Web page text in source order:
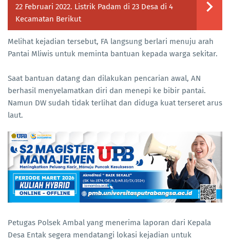
22 Februari 2022. Listrik Padam di 23 Desa di 4
Kecamatan Berikut
Melihat kejadian tersebut, FA langsung berlari menuju arah
Pantai Mliwis untuk meminta bantuan kepada warga sekitar.
Saat bantuan datang dan dilakukan pencarian awal, AN
berhasil menyelamatkan diri dan menepi ke bibir pantai.
Namun DW sudah tidak terlihat dan diduga kuat terseret arus
laut.
Petugas Polsek Ambal yang menerima laporan dari Kepala
Desa Entak segera mendatangi lokasi kejadian untuk